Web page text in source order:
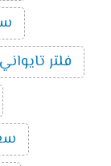
فلتر تايواني ٧مراحل
سعر